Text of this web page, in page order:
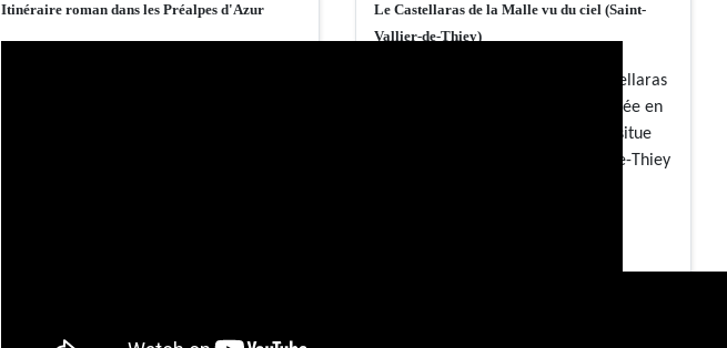
Itinéraire roman dans les Préalpes d'Azur
Le Castellaras de la Malle vu du ciel (Saint-
Vallier-de-Thiey)
Je vous propose une visite du Castellaras
de la Malle avec cette vidéo réalisée en
2020. Cet ouvrage pré-romain se situe
sur les hauteurs de Saint-Vallier-de-Thiey